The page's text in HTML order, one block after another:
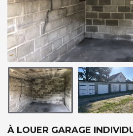
À LOUER GARAGE